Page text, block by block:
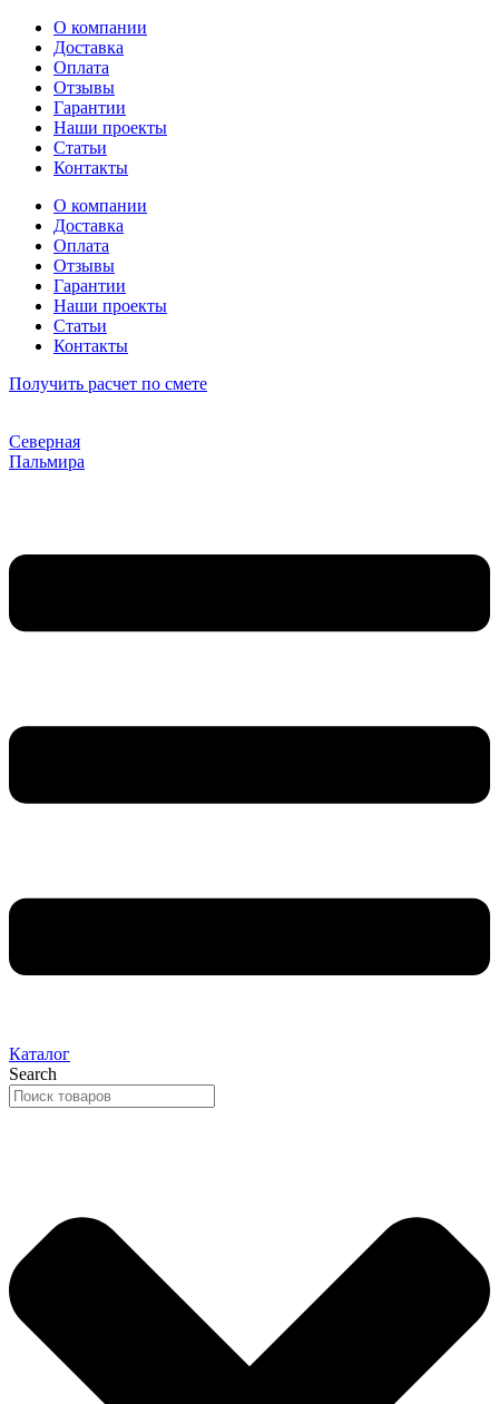
Перейти
содержимому
О компании
Доставка
Оплата
Отзывы
Гарантии
Наши проекты
Статьи
Контакты
О компании
Доставка
Оплата
Отзывы
Гарантии
Наши проекты
Статьи
Контакты
Получить расчет по смете
Северная
Пальмира
Каталог
Search